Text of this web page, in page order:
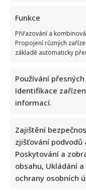
Funkce
Přiřazování a
Propojení různých
základě automaticky
Používání
Identifikace
informací.
Zajištění
zjišťování podvodů
Poskytování a
obsahu, Ukládání
ochrany osobních
nemusel být. Za svůj
Jak bydlí Jan Bendig:
nijak přepychově,